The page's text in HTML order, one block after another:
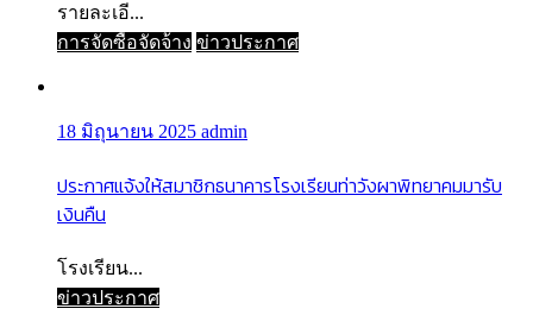
รายละเอี...
การจัดซื้อจัดจ้าง ข่าวประกาศ
18 มิถุนายน 2025 admin
ประกาศแจ้งให้สมาชิกธนาคารโรงเรียนท่าวังผาพิทยาคมมารับ
เงินคืน
โรงเรียน...
ข่าวประกาศ